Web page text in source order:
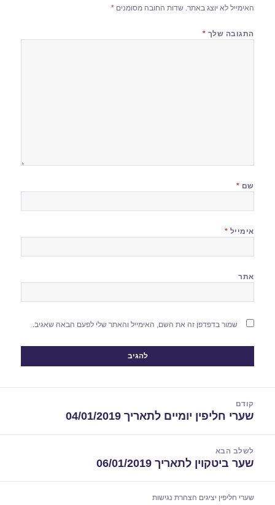
האימייל לא יוצג באתר. שדות החובה מסומנים*
התגובה שלך *
שם *
אימייל *
אתר
שמור בדפדפן זה את השם, האימייל והאתר שלי לפעם הבאה שאגיב.
קודם
הפוסט
שערי חליפין יומיים לתאריך 04/01/2019
לשלב הבא
הפוסט
שער ביטקוין לתאריך 06/01/2019
שערי חליפין יציגים הצהרת נגישות